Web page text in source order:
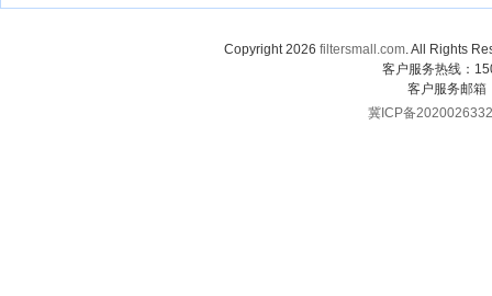
Copyright 2026 filtersmall.com. All Rights
客户服务热线：
客户服务邮箱
冀ICP备